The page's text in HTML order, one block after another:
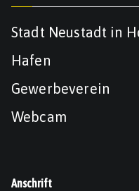
Stadt Neustadt in
Hafen
Gewerbeverein
Webcam
Anschrift